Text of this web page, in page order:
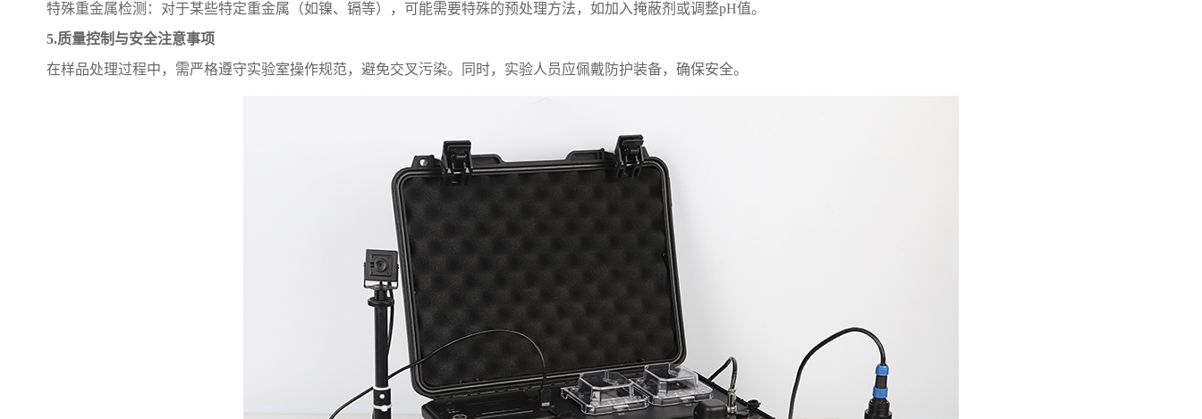
特殊重金属检测：对于某些特定重金属（如镍、镉等），可能需要特殊的预处理方法，如加入掩蔽剂或调整pH值。
5.质量控制与安全注意事项
在样品处理过程中，需严格遵守实验室操作规范，避免交叉污染。同时，实验人员应佩戴防护装备，确保安全。